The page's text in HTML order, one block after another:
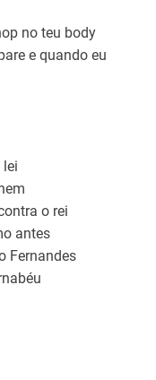
no teu body
e quando eu
lei
o rei
antes
Fernandes